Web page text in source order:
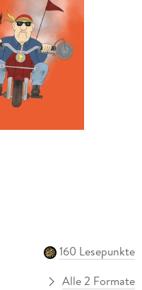
160 Lesepunkte
Alle 2 Formate